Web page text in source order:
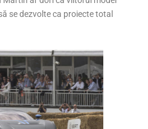
se dezvolte ca proiecte total